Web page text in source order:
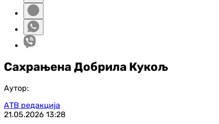
Сахрањена Добрила Кукољ
Аутор:
АТВ редакција
21.05.2026 13:28